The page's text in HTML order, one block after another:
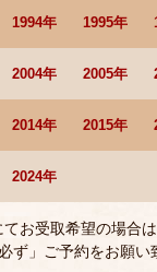
1994年 1995年
2004年 2005年
2014年 2015年
2024年
お受取希望の場合
」ご予約をお願い